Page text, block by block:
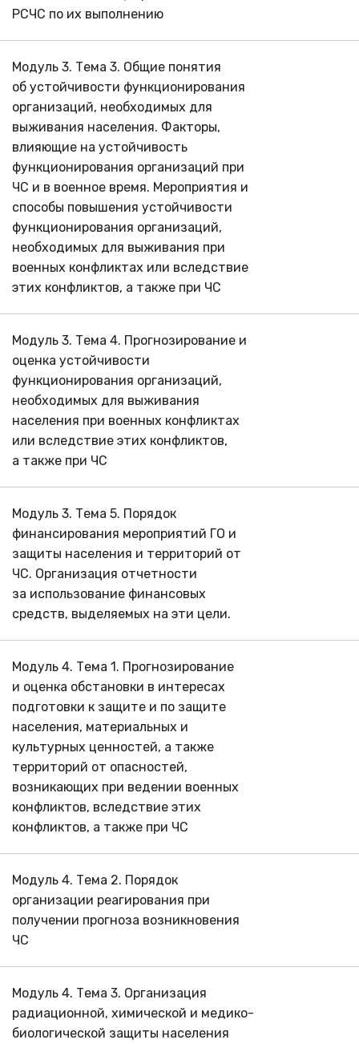
РСЧС по их выполнению
Модуль 3. Тема 3. Общие понятия
об устойчивости функционирования
организаций, необходимых для
выживания населения. Факторы,
влияющие на устойчивость
функционирования организаций при
ЧС и в военное время. Мероприятия и
способы повышения устойчивости
функционирования организаций,
необходимых для выживания при
военных конфликтах или вследствие
этих конфликтов, а также при ЧС
Модуль 3. Тема 4. Прогнозирование и
оценка устойчивости
функционирования организаций,
необходимых для выживания
населения при военных конфликтах
или вследствие этих конфликтов,
а также при ЧС
Модуль 3. Тема 5. Порядок
финансирования мероприятий ГО и
защиты населения и территорий от
ЧС. Организация отчетности
за использование финансовых
средств, выделяемых на эти цели.
Модуль 4. Тема 1. Прогнозирование
и оценка обстановки в интересах
подготовки к защите и по защите
населения, материальных и
культурных ценностей, а также
территорий от опасностей,
возникающих при ведении военных
конфликтов, вследствие этих
конфликтов, а также при ЧС
Модуль 4. Тема 2. Порядок
организации реагирования при
получении прогноза возникновения
ЧС
Модуль 4. Тема 3. Организация
радиационной, химической и медико-
биологической защиты населения